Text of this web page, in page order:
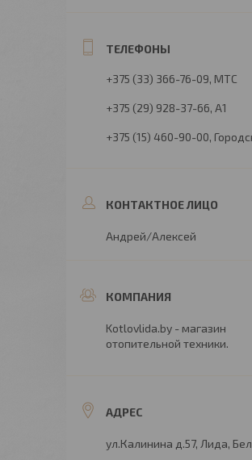
+375 (33) 366-76-09 МТС
+375 (29) 928-37-66 А1
+375 (15) 460-90-00
Андрей/Алексей
Kotlovlida.by - магазин
отопительной техники.
ул.Калинина д.57, Лида,